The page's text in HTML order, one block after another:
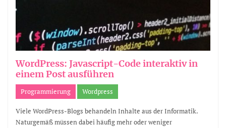
WordPress: Javascript-Code interaktiv in
einem Post ausführen
Programmierung Wordpress
Viele WordPress-Blogs behandeln Inhalte aus der Informatik.
Naturgemäß müssen dabei häufig mehr oder weniger